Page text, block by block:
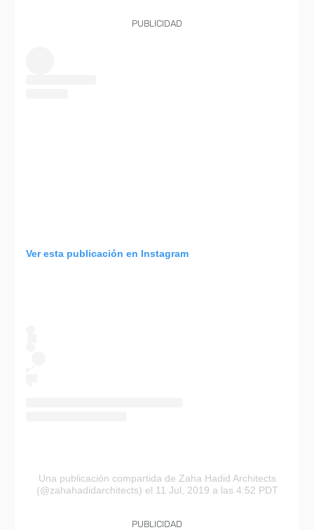
PUBLICIDAD
Ver esta publicación en Instagram
Una publicación compartida de Zaha Hadid Architects
(@zahahadidarchitects) el 11 Jul, 2019 a las 4:52 PDT
PUBLICIDAD